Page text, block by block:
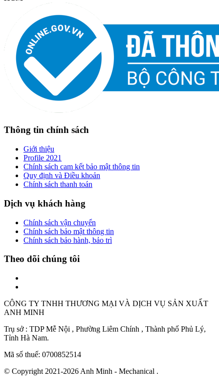
Thông tin chính sách
Giới thiệu
Profile 2021
Chính sách cam kết bảo mật thông tin
Quy định và Điều khoản
Chính sách thanh toán
Dịch vụ khách hàng
Chính sách vận chuyển
Chính sách bảo mật thông tin
Chính sách bảo hành, bảo trì
Theo dõi chúng tôi
CÔNG TY TNHH THƯƠNG MẠI VÀ DỊCH VỤ SẢN XUẤT
ANH MINH
Trụ sở : TDP Mễ Nội , Phường Liêm Chính , Thành phố Phủ Lý,
Tỉnh Hà Nam.
Mã số thuế: 0700852514
© Copyright 2021-2026 Anh Minh - Mechanical .